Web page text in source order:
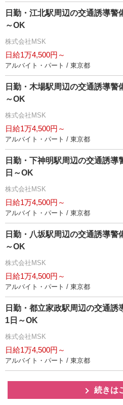
日勤・江北駅周辺の交通誘導警
～OK
株式会社MSK
日給1万4,500円～
アルバイト・パート / 東京都
日勤・木場駅周辺の交通誘導警
～OK
株式会社MSK
日給1万4,500円～
アルバイト・パート / 東京都
日勤・下神明駅周辺の交通誘導
日～OK
株式会社MSK
日給1万4,500円～
アルバイト・パート / 東京都
日勤・八坂駅周辺の交通誘導警
～OK
株式会社MSK
日給1万4,500円～
アルバイト・パート / 東京都
日勤・都立家政駅周辺の交通誘
1日～OK
株式会社MSK
日給1万4,500円～
アルバイト・パート / 東京都
続きは